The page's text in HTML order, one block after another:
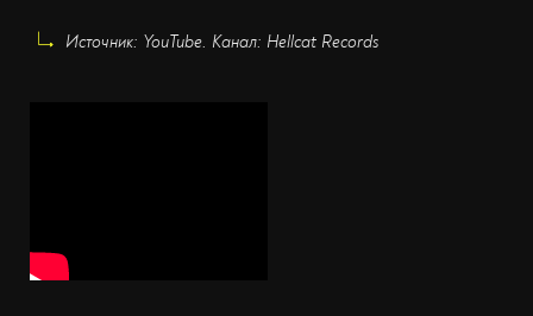
Источник: YouTube. Канал: Hellcat Records